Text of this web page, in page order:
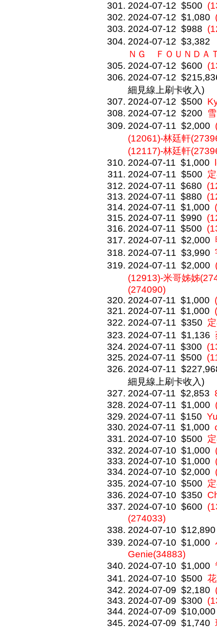
2024-07-12 $500
2024-07-12 $1,080
2024-07-12 $988
2024-07-12 $3,382
ＮＧ ＦＯＵＮＤ
2024-07-12 $600
2024-07-12
細見線上刷卡收入)
2024-07-12 $500
2024-07-12 $200
2024-07-11 $2,000
(12061)-林廷軒
(12117)-林廷軒
2024-07-11 $1,000
2024-07-11 $500
2024-07-11 $680
2024-07-11 $880
2024-07-11 $1,000
2024-07-11 $990
2024-07-11 $500
2024-07-11 $2,000
2024-07-11 $3,990
2024-07-11 $2,000
(12913)-米哥姊姊
(274090)
2024-07-11 $1,000
2024-07-11 $1,000
2024-07-11 $350
2024-07-11 $1,136
2024-07-11 $300
2024-07-11 $500
2024-07-11
細見線上刷卡收入)
2024-07-11 $2,853
2024-07-11 $1,000
2024-07-11 $150
2024-07-11 $1,000
2024-07-10 $500
2024-07-10 $1,000
2024-07-10 $1,000
2024-07-10 $2,000
2024-07-10 $500
2024-07-10 $350
2024-07-10 $600
(274033)
2024-07-10 $12,890
2024-07-10 $1,000
Genie(34883)
2024-07-10 $1,000
2024-07-10 $500
2024-07-09 $2,180
2024-07-09 $300
2024-07-09 $10,000
2024-07-09 $1,740